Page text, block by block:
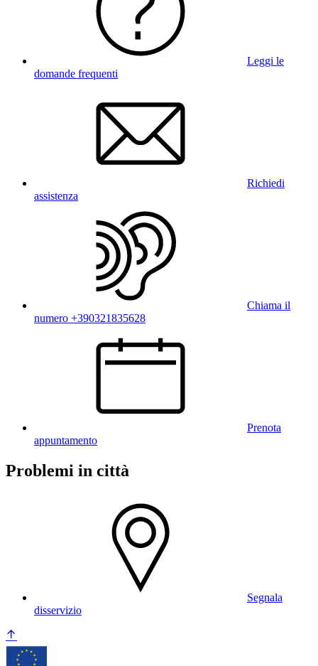
Leggi le
domande frequenti
Richiedi
assistenza
Chiama il
numero +390321835628
Prenota
appuntamento
Problemi in città
Segnala
disservizio